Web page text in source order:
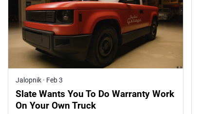
Jalopnik · Feb 3
Slate Wants You To Do Warranty Work
On Your Own Truck